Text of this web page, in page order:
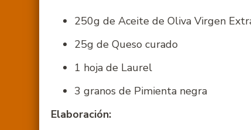
250g de Aceite de Oliva Virgen
25g de Queso curado
1 hoja de Laurel
3 granos de Pimienta negra
Elaboración: